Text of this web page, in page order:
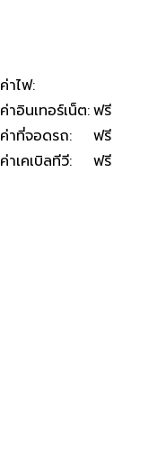
ค่าไฟ:
ค่าอินเทอร์เน็ต:ฟรี
ค่าที่จอดรถ:
ฟรี
ค่าเคเบิลทีวี:
ฟรี